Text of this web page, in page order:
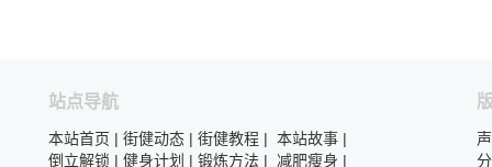
站点导航
本站首页 | 街健动态 | 街健教程 | 本站故事 |
倒立解锁 | 健身计划 | 锻炼方法 | 减肥瘦身 |